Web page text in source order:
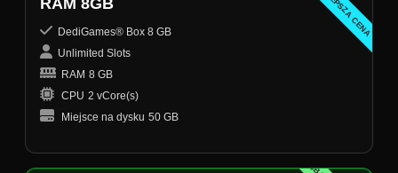
RAM 8GB
DediGames® Box 8 GB
Unlimited Slots
RAM 8 GB
CPU 2 vCore(s)
Miejsce na dysku 50 GB